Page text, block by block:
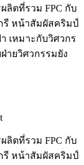
ลิตที่รวม FPC กับ
รี หน้าสัมผัสคริมป์
เหมาะกับวิศวกร
ายวิศวกรรมยัง
ลิตที่รวม FPC กับ
รี หน้าสัมผัสคริมป์